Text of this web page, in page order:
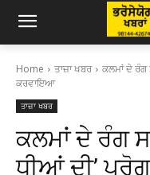
Home ਤਾਜ਼ਾ ਖਬਰ
ਕਲਮਾਂ ਦੇ ਰੰਗ
ਕਰਵਾਇਆ
ਤਾਜ਼ਾ ਖਬਰ
ਕਲਮਾਂ ਦੇ ਰੰਗ
ਧੀਆਂ ਦੀ’